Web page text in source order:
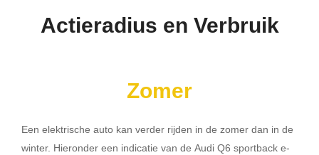
Actieradius en Verbruik
Zomer
Een elektrische auto kan verder rijden in de zomer dan in de
winter. Hieronder een indicatie van de Audi Q6 sportback e-